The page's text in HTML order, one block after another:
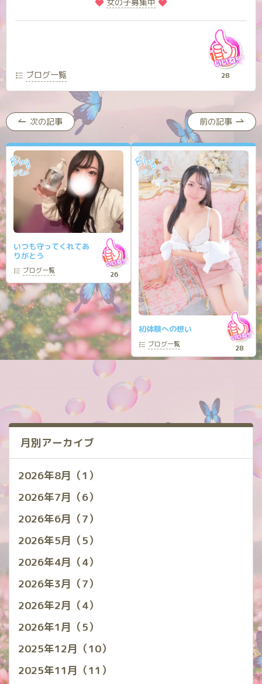
ブログ一覧 28
次の記事
Blog
@Rei
いつも守ってくれてあ
りがとう
ブログ一覧 26
前の記事
Blog
@Rei
初体験への想い
ブログ一覧 28
月別アーカイブ
2026年8月（1）
2026年7月（6）
2026年6月（7）
2026年5月（5）
2026年4月（4）
2026年3月（7）
2026年2月（4）
2026年1月（5）
2025年12月（10）
2025年11月（11）